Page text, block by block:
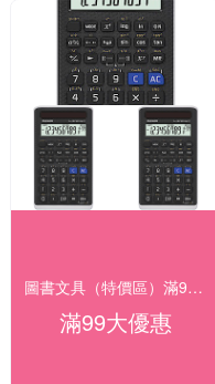
圖書文具（特價區）滿99出貨
滿99大優惠